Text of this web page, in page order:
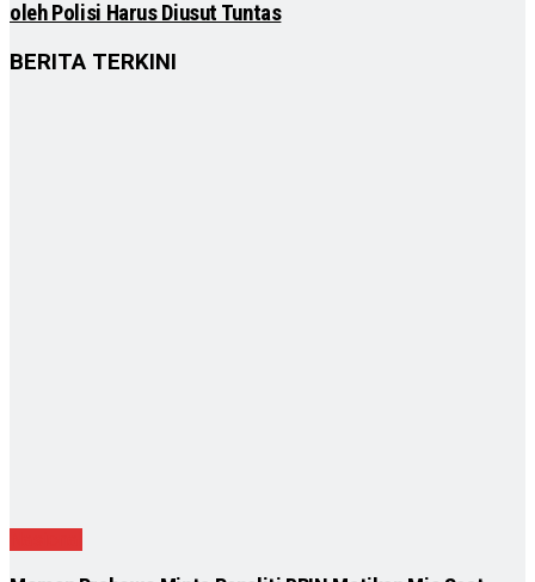
oleh Polisi Harus Diusut Tuntas
BERITA TERKINI